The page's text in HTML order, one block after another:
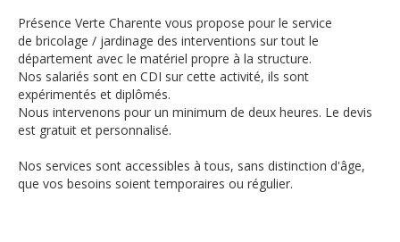
Présence Verte Charente vous propose pour le service
de bricolage / jardinage des interventions sur tout le
département avec le matériel propre à la structure.
Nos salariés sont en CDI sur cette activité, ils sont
expérimentés et diplômés.
Nous intervenons pour un minimum de deux heures. Le devis
est gratuit et personnalisé.
Nos services sont accessibles à tous, sans distinction d'âge,
que vos besoins soient temporaires ou régulier.